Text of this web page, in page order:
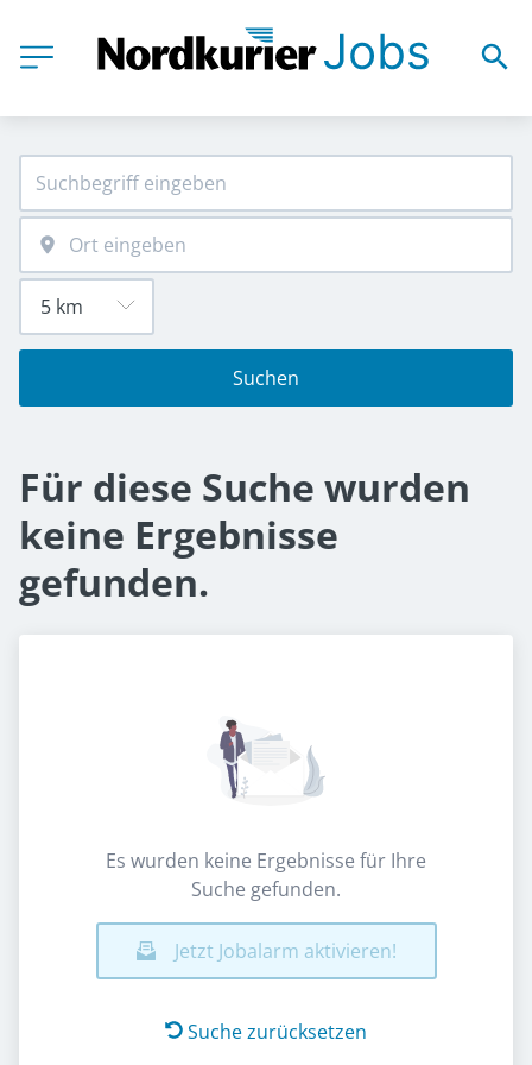
Suchen
Für diese Suche wurden
keine Ergebnisse
gefunden.
Es wurden keine Ergebnisse für Ihre
Suche gefunden.
Jetzt Jobalarm aktivieren!
Suche zurücksetzen